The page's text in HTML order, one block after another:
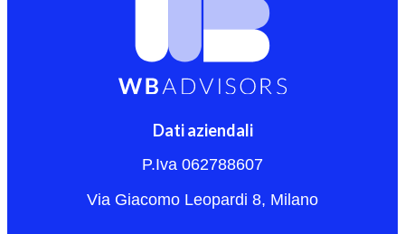
Dati aziendali
P.Iva 062788607
Via Giacomo Leopardi 8, Milano